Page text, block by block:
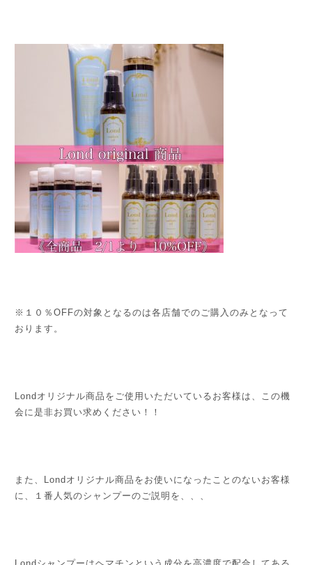
※１０％OFFの対象となるのは各店舗でのご購入のみとなって
おります。
Londオリジナル商品をご使用いただいているお客様は、この機
会に是非お買い求めください！！
また、Londオリジナル商品をお使いになったことのないお客様
に、１番人気のシャンプーのご説明を、、、